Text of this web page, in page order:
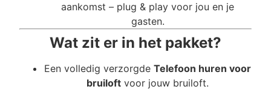
aankomst – plug & play voor jou en je
gasten.
Wat zit er in het pakket?
Een volledig verzorgde Telefoon huren voor
bruiloft voor jouw bruiloft.